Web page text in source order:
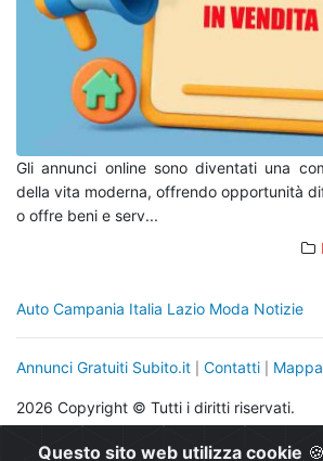
Gli annunci online sono diventati una
della vita moderna, offrendo opportunità
o offre beni e serv...
Questo sito web utilizza cookie
Auto Campania Italia Lazio Moda Notizie
Annunci Gratuiti Subito.it Contatti Mappa
2026 Copyright © Tutti i diritti riservati.
info@annuncigratuitisubito.it | +39